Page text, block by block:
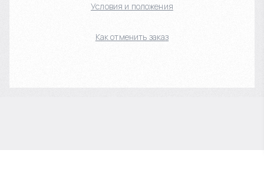
Условия и положения
Как отменить заказ